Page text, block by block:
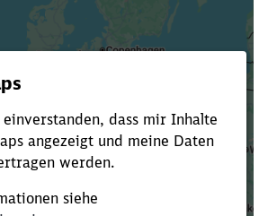
Ladezeit, indem du Suchbegriffe